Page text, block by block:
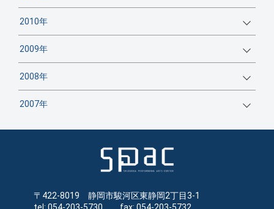
2010年
2009年
2008年
2007年
〒422-8019 静岡市駿河区東静岡2丁目3-1